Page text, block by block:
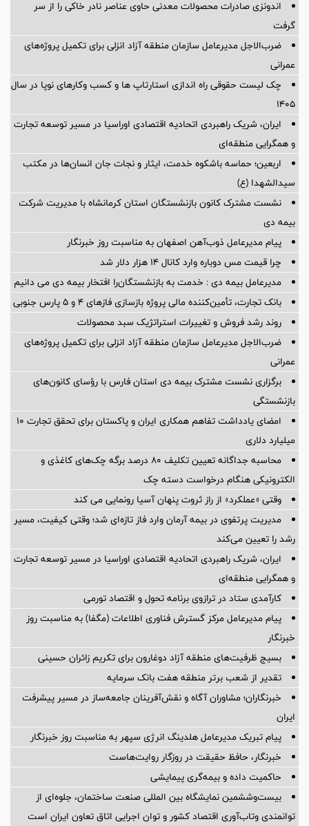
اندونزی صادرات محصولات معدنی حاوی عناصر نادر خاکی را از سر
گرفت
ضرب‌الاجل مدیرعامل سازمان منطقه آزاد انزلی برای تكمیل پروژه‌های
عمرانی
چک لیست حقوقی راه اندازی استارتاپ ها و کسب وکارهای نوپا در سال
۱۴۰۵
ایران، شریک راهبردی اتحادیه اقتصادی اوراسیا در مسیر توسعه تجارت
و همگرایی منطقه‌ای
اربعین؛ حماسه باشکوه خدمت، ایثار و نجات جان انسان‌ها در مکتب
سیدالشهدا (ع)
نشست مشترک کانون بازنشستگان استان کرمانشاه با مدیریت شرکت
بیمه دی
پیام مدیرعامل ذوب‌آهن اصفهان به مناسبت روز خبرنگار
چرا قیمت مس دوباره وارد کانال ۱۴ هزار دلار شد
مدیرعامل بیمه دی : خدمت به بازنشستگان‌را افتخار بیمه دی می دانیم
بانک تجارت، تأمین‌کننده مالی پروژه بازسازی فازهای ۴ و ۵ پارس جنوبی
روند رشد فروش و تغییرات استراتژیک سبد محصولات
ضرب‌الاجل مدیرعامل سازمان منطقه آزاد انزلی برای تكمیل پروژه‌های
عمرانی
برگزاری نشست مشترک بیمه دی استان فارس با رؤسای کانون‌های
بازنشستگی
امضای یادداشت تفاهم همکاری ایران و پاکستان برای تحقق تجارت ۱۰
میلیارد دلاری
محاسبه جداگانه تعیین تکلیف 80 درصد برگه چک‌های کاغذی و
الکترونیکی هنگام درخواست دسته چک
وقتی «عملکرد» از راز ثروت پنهان آسیا رونمایی می کند
مدیریت پرتفوی در بیمه آرمان وارد فاز تازه‌ای شد؛ وقتی کیفیت، مسیر
رشد را تعیین می‌کند
ایران، شریک راهبردی اتحادیه اقتصادی اوراسیا در مسیر توسعه تجارت
و همگرایی منطقه‌ای
کارآمدی ستاد در ترازوی برنامه تحول و اقتصاد تورمی
پیام مدیرعامل مرکز گسترش فناوری اطلاعات (مگفا) به مناسبت روز
خبرنگار
بسیج ظرفیت‌های منطقه آزاد دوغارون برای تکریم زائران حسینی
تقدیر از شعب برتر منطقه هفت بانک سرمایه
خبرنگاران؛ مشاوران آگاه و نقش‌آفرینان جامعه‌ساز در مسیر پیشرفت
ایران
پیام تبریک مدیرعامل هلدینگ انرژی سپهر به مناسبت روز خبرنگار
خبرنگار، حافظ حقیقت در روزگار روایت‌هاست
حاکمیت داده و بیمه‌گری پیمایشی
بیست‌وششمین نمایشگاه بین المللی صنعت ساختمان، جلوه‌ای از
توانمندی وتاب‌آوری اقتصاد کشور و توان اجرایی اتاق تعاون ایران است